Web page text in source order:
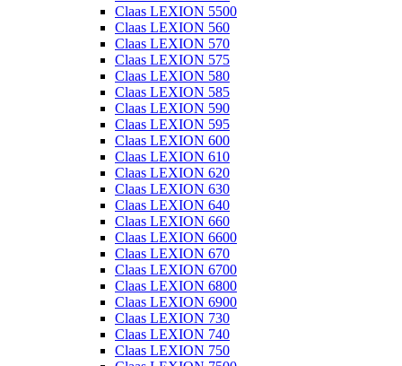
Claas LEXION 5500
Claas LEXION 560
Claas LEXION 570
Claas LEXION 575
Claas LEXION 580
Claas LEXION 585
Claas LEXION 590
Claas LEXION 595
Claas LEXION 600
Claas LEXION 610
Claas LEXION 620
Claas LEXION 630
Claas LEXION 640
Claas LEXION 660
Claas LEXION 6600
Claas LEXION 670
Claas LEXION 6700
Claas LEXION 6800
Claas LEXION 6900
Claas LEXION 730
Claas LEXION 740
Claas LEXION 750